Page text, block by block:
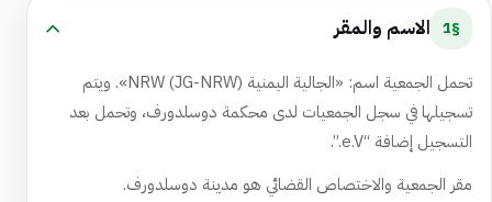
§1 الاسم والمقر
تحمل الجمعية اسم: «الجالية اليمنية NRW (JG-NRW)». ويتم
تسجيلها في سجل الجمعيات لدى محكمة دوسلدورف، وتحمل بعد
التسجيل إضافة “e.V.”.
مقر الجمعية والاختصاص القضائي هو مدينة دوسلدورف.